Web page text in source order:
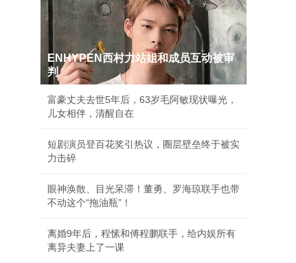
ENHYPEN西村力站姐和成员互动被审
判
富豪丈夫去世5年后，63岁毛阿敏现状曝光，
儿女相伴，清醒自在
短剧演员登百花奖引热议，圈层壁垒终于被实
力击碎
眼神涣散、目光呆滞！董勇、罗海琼联手也带
不动这个“拖油瓶”！
离婚9年后，程愫和傅程鹏联手，给内娱所有
离异夫妻上了一课